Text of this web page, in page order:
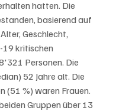
hatten. Die
basierend auf
Geschlecht,
19 kritischen
Personen. Die
52 Jahre alt. Die
(51 %) waren Frauen.
Gruppen über 13